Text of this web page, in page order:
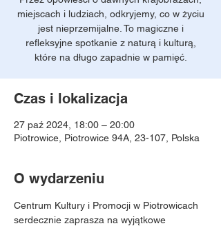
miejscach i ludziach, odkryjemy, co w życiu
jest nieprzemijalne. To magiczne i
refleksyjne spotkanie z naturą i kulturą,
które na długo zapadnie w pamięć.
Czas i lokalizacja
27 paź 2024, 18:00 – 20:00
Piotrowice, Piotrowice 94A, 23-107, Polska
O wydarzeniu
Centrum Kultury i Promocji w Piotrowicach
serdecznie zaprasza na wyjątkowe